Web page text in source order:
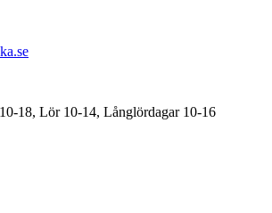
18, Lör 10-14, Långlördagar 10-16